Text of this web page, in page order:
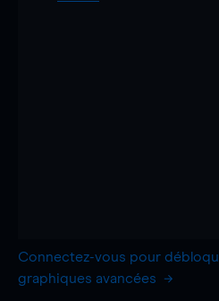
Connectez-vous pour
graphiques avancées